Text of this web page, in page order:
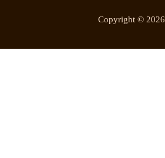
Copyright © 2026